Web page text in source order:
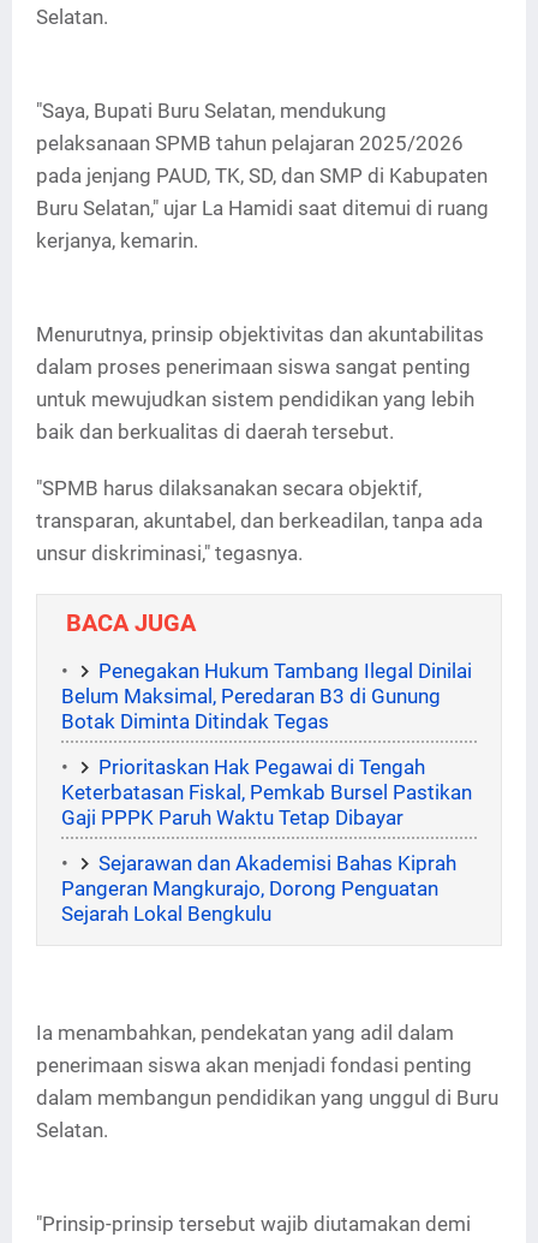
Selatan.
"Saya, Bupati Buru Selatan, mendukung
pelaksanaan SPMB tahun pelajaran 2025/2026
pada jenjang PAUD, TK, SD, dan SMP di Kabupaten
Buru Selatan," ujar La Hamidi saat ditemui di ruang
kerjanya, kemarin.
Menurutnya, prinsip objektivitas dan akuntabilitas
dalam proses penerimaan siswa sangat penting
untuk mewujudkan sistem pendidikan yang lebih
baik dan berkualitas di daerah tersebut.
"SPMB harus dilaksanakan secara objektif,
transparan, akuntabel, dan berkeadilan, tanpa ada
unsur diskriminasi," tegasnya.
BACA JUGA
Penegakan Hukum Tambang Ilegal Dinilai
Belum Maksimal, Peredaran B3 di Gunung
Botak Diminta Ditindak Tegas
Prioritaskan Hak Pegawai di Tengah
Keterbatasan Fiskal, Pemkab Bursel Pastikan
Gaji PPPK Paruh Waktu Tetap Dibayar
Sejarawan dan Akademisi Bahas Kiprah
Pangeran Mangkurajo, Dorong Penguatan
Sejarah Lokal Bengkulu
Ia menambahkan, pendekatan yang adil dalam
penerimaan siswa akan menjadi fondasi penting
dalam membangun pendidikan yang unggul di Buru
Selatan.
"Prinsip-prinsip tersebut wajib diutamakan demi